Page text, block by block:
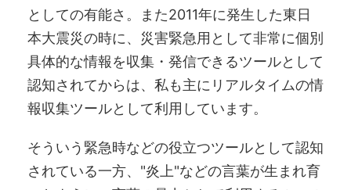
としての有能さ。また2011年に発生した東日
本大震災の時に、災害緊急用として非常に個別
具体的な情報を収集・発信できるツールとして
認知されてからは、私も主にリアルタイムの情
報収集ツールとして利用しています。
そういう緊急時などの役立つツールとして認知
されている一方、"炎上"などの言葉が生まれ育